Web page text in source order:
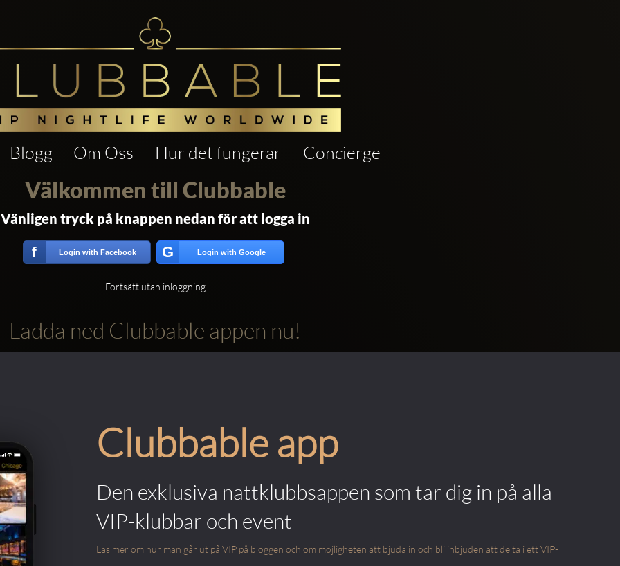
Blogg Om Oss Hur det fungerar Concierge
Välkommen till Clubbable
Vänligen tryck på knappen nedan för att logga in
f Login with Facebook G Login with Google
Fortsätt utan inloggning
Ladda ned Clubbable appen nu!
Clubbable app
Den exklusiva nattklubbsappen som tar dig in på alla
VIP-klubbar och event
Läs mer om hur man går ut på VIP på bloggen och om möjligheten att bjuda in och bli inbjuden att delta i ett VIP-